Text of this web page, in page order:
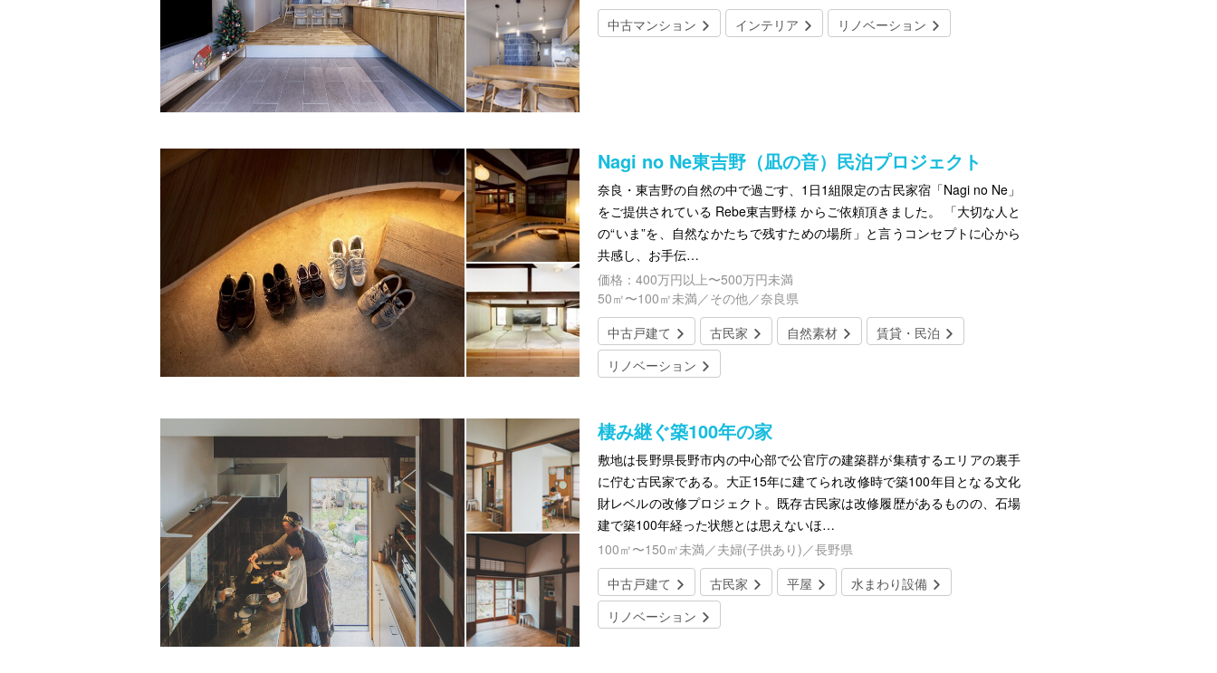
中古マンション
インテリア リノベーション
Nagi no Ne東吉野（凪の音）民泊プロジェクト
奈良・東吉野の自然の中で過ごす、1日1組限定の古民家宿「Nagi no Ne」
をご提供されている Rebe東吉野様 からご依頼頂きました。 「大切な人と
の“いま”を、自然なかたちで残すための場所」と言うコンセプトに心から
共感し、お手伝…
価格：400万円以上〜500万円未満
50㎡〜100㎡未満／その他／奈良県
中古戸建て
古民家 自然素材
賃貸・民泊
リノベーション
棲み継ぐ築100年の家
敷地は長野県長野市内の中心部で公官庁の建築群が集積するエリアの裏手
に佇む古民家である。大正15年に建てられ改修時で築100年目となる文化
財レベルの改修プロジェクト。既存古民家は改修履歴があるものの、石場
建で築100年経った状態とは思えないほ…
100㎡〜150㎡未満／夫婦(子供あり)／長野県
中古戸建て
古民家 平屋
水まわり設備
リノベーション